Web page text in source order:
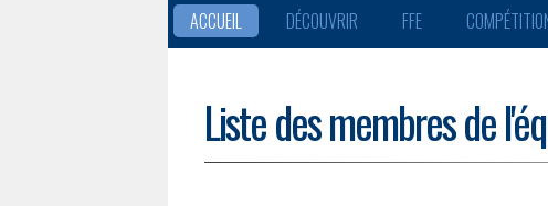
ACCUEIL DÉCOUVRIR FFE
Liste des membres de